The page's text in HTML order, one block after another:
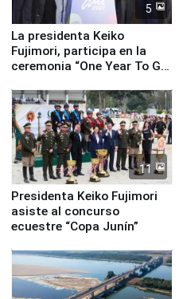
5
La presidenta Keiko
Fujimori, participa en la
ceremonia “One Year To Go
11
Presidenta Keiko Fujimori
asiste al concurso
ecuestre “Copa Junín”